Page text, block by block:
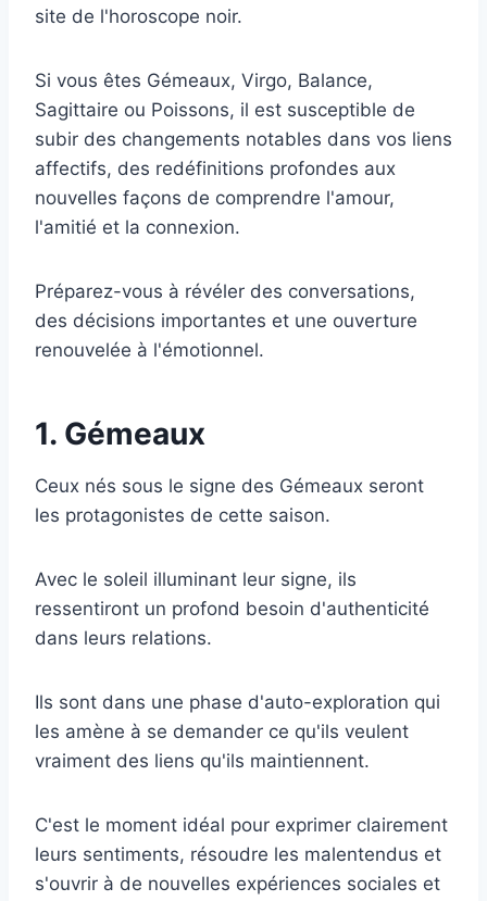
site de l'horoscope noir.
Si vous êtes Gémeaux, Virgo, Balance,
Sagittaire ou Poissons, il est susceptible de
subir des changements notables dans vos liens
affectifs, des redéfinitions profondes aux
nouvelles façons de comprendre l'amour,
l'amitié et la connexion.
Préparez-vous à révéler des conversations,
des décisions importantes et une ouverture
renouvelée à l'émotionnel.
1. Gémeaux
Ceux nés sous le signe des Gémeaux seront
les protagonistes de cette saison.
Avec le soleil illuminant leur signe, ils
ressentiront un profond besoin d'authenticité
dans leurs relations.
Ils sont dans une phase d'auto-exploration qui
les amène à se demander ce qu'ils veulent
vraiment des liens qu'ils maintiennent.
C'est le moment idéal pour exprimer clairement
leurs sentiments, résoudre les malentendus et
s'ouvrir à de nouvelles expériences sociales et